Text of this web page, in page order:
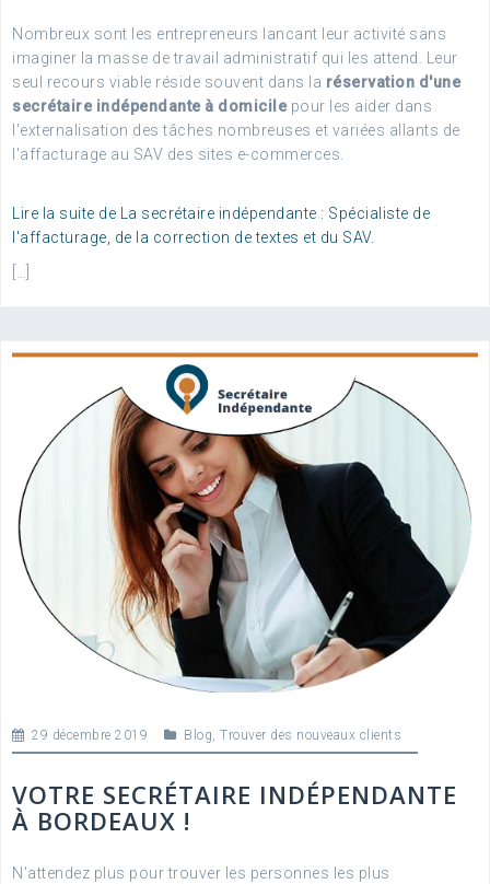
Nombreux sont les entrepreneurs lancant leur activité sans
imaginer la masse de travail administratif qui les attend. Leur
seul recours viable réside souvent dans la réservation d'une
secrétaire indépendante à domicilepour les aider dans
l'externalisation des tâches nombreuses et variées allants de
l'affacturage au SAV des sites e-commerces.
Lire la suite de La secrétaire indépendante : Spécialiste de
l'affacturage, de la correction de textes et du SAV.
[…]
29 décembre 2019 Blog, Trouver des nouveaux clients
VOTRE SECRÉTAIRE INDÉPENDANTE
À BORDEAUX !
N'attendez plus pour trouver les personnes les plus